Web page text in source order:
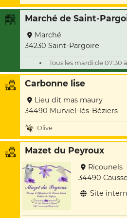
Marché de Saint-
Marché
34230 Saint-Pargoire
Tous les mardi de 07:30
Carbonne lise
Lieu dit mas maury
34490 Murviel-lès-Béziers
Olive
Mazet du Peyroux
Ricounels
34490
Site